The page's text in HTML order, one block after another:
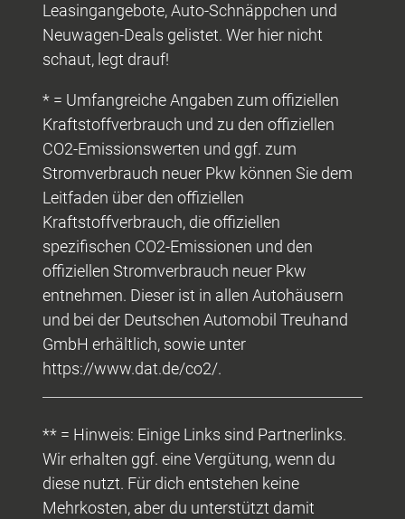
Leasingangebote, Auto-Schnäppchen und
Neuwagen-Deals gelistet. Wer hier nicht
schaut, legt drauf!
* = Umfangreiche Angaben zum offiziellen
Kraftstoffverbrauch und zu den offiziellen
CO2-Emissionswerten und ggf. zum
Stromverbrauch neuer Pkw können Sie dem
Leitfaden über den offiziellen
Kraftstoffverbrauch, die offiziellen
spezifischen CO2-Emissionen und den
offiziellen Stromverbrauch neuer Pkw
entnehmen. Dieser ist in allen Autohäusern
und bei der Deutschen Automobil Treuhand
GmbH erhältlich, sowie unter
https://www.dat.de/co2/.
** = Hinweis: Einige Links sind Partnerlinks.
Wir erhalten ggf. eine Vergütung, wenn du
diese nutzt. Für dich entstehen keine
Mehrkosten, aber du unterstützt damit